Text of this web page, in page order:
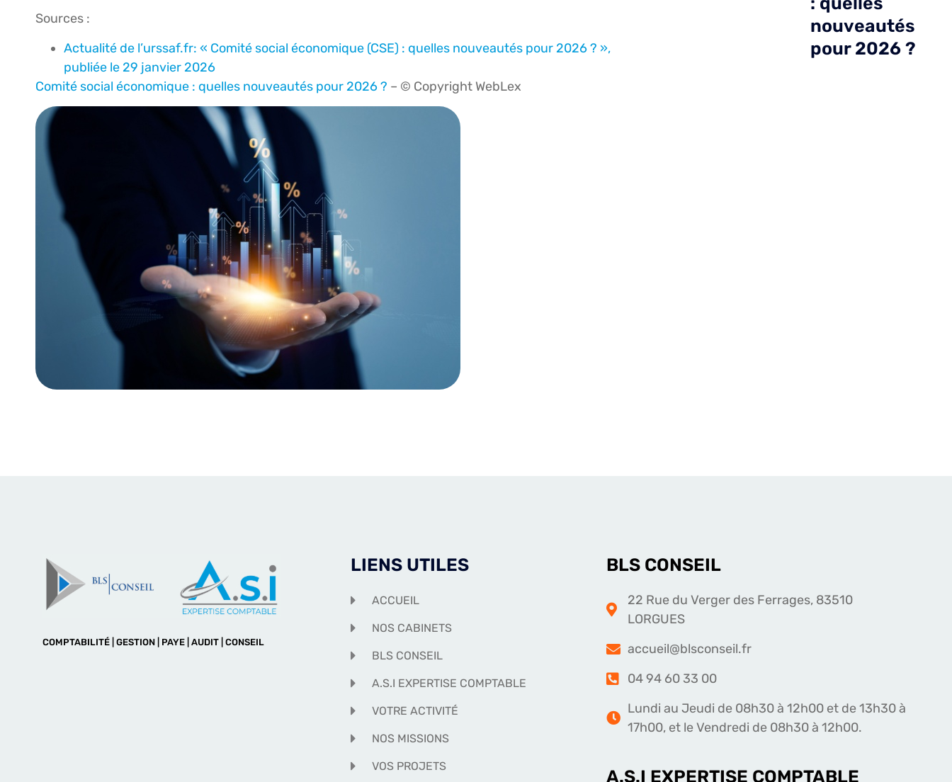
Sources :
Actualité de l’urssaf.fr: « Comité social économique (CSE) : quelles nouveautés pour 2026 ? »,
publiée le 29 janvier 2026
Comité social économique : quelles nouveautés pour 2026 ? – © Copyright WebLex
nouveautés
pour 2026 ?
COMPTABILITÉ | GESTION | PAYE | AUDIT | CONSEIL
LIENS UTILES
ACCUEIL
NOS CABINETS
BLS CONSEIL
A.S.I EXPERTISE COMPTABLE
VOTRE ACTIVITÉ
NOS MISSIONS
VOS PROJETS
BLS CONSEIL
22 Rue du Verger des Ferrages, 83510
LORGUES
accueil@blsconseil.fr
04 94 60 33 00
Lundi au Jeudi de 08h30 à 12h00 et de 13h30 à
17h00, et le Vendredi de 08h30 à 12h00.
A.S.I EXPERTISE COMPTABLE